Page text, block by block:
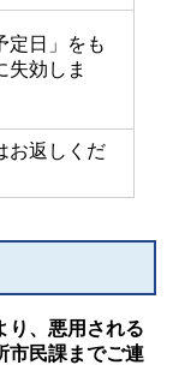
定日」をも
失効しま
お返しくだ
、悪用される
市民課までご連